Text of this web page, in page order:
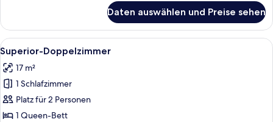
Room
With
Street
View
Daten auswählen und Preise sehen
Alle
Fotos
für
Superior-
Doppelzimmer
anzeigen
Ein Himmelbett mit grau-weißer
35
Superior-Doppelzimmer
17 m²
1 Schlafzimmer
Platz für 2 Personen
1 Queen-Bett